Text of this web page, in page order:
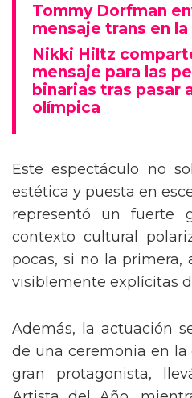
Tommy Dorfman
mensaje trans en la
Nikki Hiltz
mensaje para las
binarias tras pasar
olímpica
Este espectáculo no
estética y puesta en
representó un fuerte
contexto cultural
pocas, si no la primera,
visiblemente explícitas
Además, la actuación
de una ceremonia en la
gran protagonista,